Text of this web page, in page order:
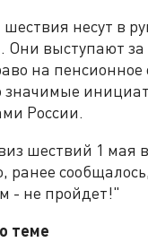
шествия несут в
Они выступают
на
значимые
России.
шествий 1 мая в
ранее
- не пройдет!"
теме